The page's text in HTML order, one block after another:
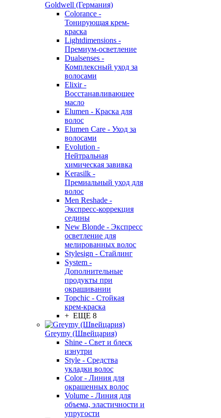
Goldwell (Германия)
Colorance -
Тонирующая крем-
краска
Lightdimensions -
Премиум-осветление
Dualsenses -
Комплексный уход за
волосами
Elixir -
Восстанавливающее
масло
Elumen - Краска для
волос
Elumen Care - Уход за
волосами
Evolution -
Нейтральная
химическая завивка
Kerasilk -
Премиальный уход для
волос
Men Reshade -
Экспресс-коррекция
седины
New Blonde - Экспресс
осветление для
мелированных волос
Stylesign - Стайлинг
System -
Дополнительные
продукты при
окрашивании
Topchic - Стойкая
крем-краска
+ ЕЩЕ 8
Greymy (Швейцария)
Shine - Свет и блеск
изнутри
Style - Средства
укладки волос
Color - Линия для
окрашенных волос
Volume - Линия для
объема, эластичности и
упругости